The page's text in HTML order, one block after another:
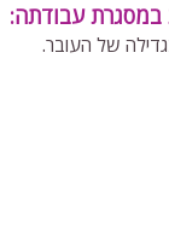
במסגרת עבודתה:
של העובר.